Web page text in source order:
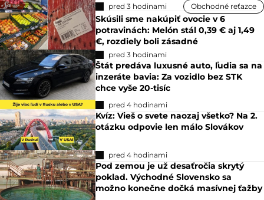
pred 3 hodinami Obchodné reťazce
Skúsili sme nakúpiť ovocie v 6
potravinách: Melón stál 0,39 € aj 1,49
€, rozdiely boli zásadné
pred 3 hodinami
Štát predáva luxusné auto, ľudia sa na
inzeráte bavia: Za vozidlo bez STK
chce vyše 20-tisíc
pred 4 hodinami
Kvíz: Vieš o svete naozaj všetko? Na 2.
otázku odpovie len málo Slovákov
pred 4 hodinami
Pod zemou je už desaťročia skrytý
poklad. Východné Slovensko sa
možno konečne dočká masívnej ťažby